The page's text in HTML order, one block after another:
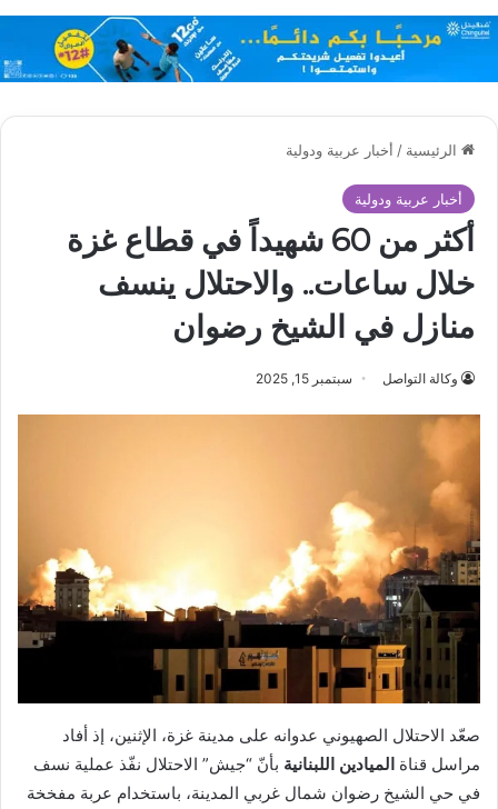
الرئيسية / أخبار عربية ودولية
أخبار عربية ودولية
أكثر من 60 شهيداً في قطاع غزة
خلال ساعات.. والاحتلال ينسف
منازل في الشيخ رضوان
وكالة التواصل سبتمبر 15, 2025
صعّد الاحتلال الصهيوني عدوانه على مدينة غزة، الإثنين، إذ أفاد
مراسل قناة الميادين اللبنانية بأنّ “جيش” الاحتلال نفّذ عملية نسف
في حي الشيخ رضوان شمال غربي المدينة، باستخدام عربة مفخخة